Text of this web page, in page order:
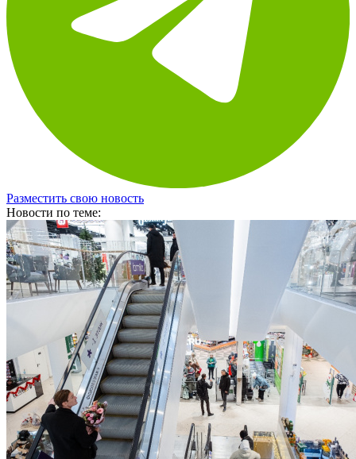
Разместить свою новость
Новости по теме: